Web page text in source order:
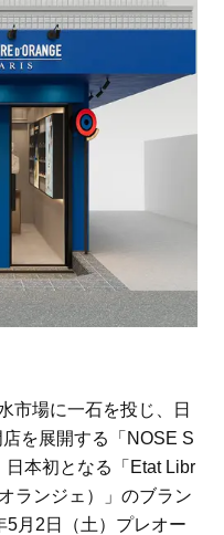
市場に一石を投じ、日
を展開する「NOSE S
本初となる「Etat Libr
ランジェ）」のブラン
5月2日（土）プレオー